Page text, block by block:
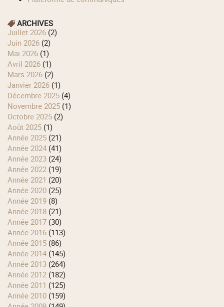
ARCHIVES
juillet 2026 (2)
juin 2026 (2)
mai 2026 (1)
avril 2026 (1)
mars 2026 (2)
janvier 2026 (1)
décembre 2025 (4)
novembre 2025 (1)
octobre 2025 (2)
août 2025 (1)
année 2025 (21)
année 2024 (41)
année 2023 (24)
année 2022 (19)
année 2021 (20)
année 2020 (25)
année 2019 (8)
année 2018 (21)
année 2017 (30)
année 2016 (113)
année 2015 (86)
année 2014 (145)
année 2013 (264)
année 2012 (182)
année 2011 (125)
année 2010 (159)